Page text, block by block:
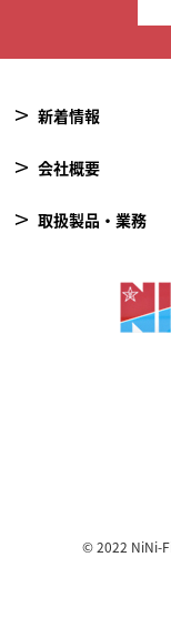
新着情報
会社概要
取扱製品・業務
© 2022 NiNi-